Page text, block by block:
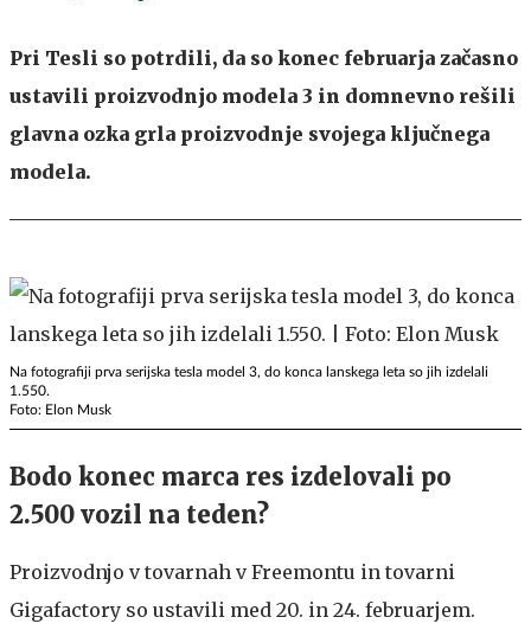
Pri Tesli so potrdili, da so konec februarja začasno
ustavili proizvodnjo modela 3 in domnevno rešili
glavna ozka grla proizvodnje svojega ključnega
modela.
Na fotografiji prva serijska tesla model 3, do konca lanskega leta so jih izdelali
1.550.
Foto: Elon Musk
Bodo konec marca res izdelovali po
2.500 vozil na teden?
Proizvodnjo v tovarnah v Freemontu in tovarni
Gigafactory so ustavili med 20. in 24. februarjem.